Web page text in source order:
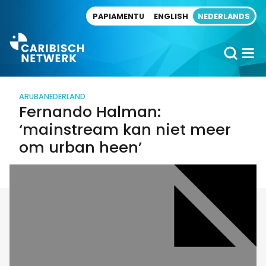
PAPIAMENTU ENGLISH NEDERLANDS
ARUBANEDERLAND
Fernando Halman:
‘mainstream kan niet meer
om urban heen’